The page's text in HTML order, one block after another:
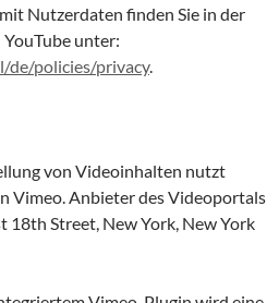
Nutzerdaten finden Sie in der
unter:
policies/privacy.
von Videoinhalten nutzt
Vimeo. Anbieter des Videoportals
18th Street, New York, New York